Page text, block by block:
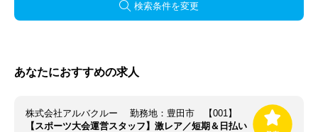
検索条件を変更
あなたにおすすめの求人
株式会社アルバクルー 勤務地：豊田市 【001】
【スポーツ大会運営スタッフ】激レア／短期＆日払い